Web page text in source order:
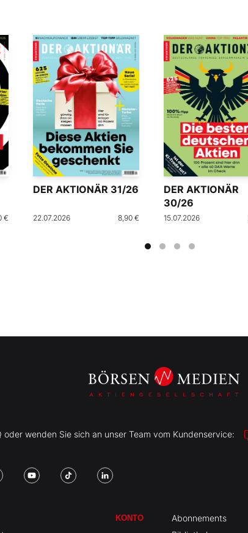
€
DER AKTIONÄR 31/26
22.07.2026 8,90 €
DER AKTIONÄR
30/26
15.07.2026
oder wenden Sie sich an unser Team vom Kundenservice:
KONTO
Abonnements